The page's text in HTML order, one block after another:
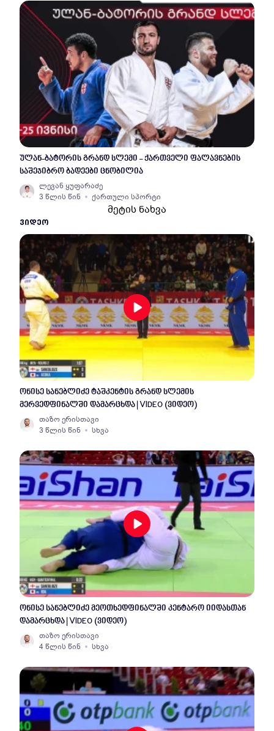
ულან-ბატორის გრანდ სლემი - ქართველი ფალავნების
საშეჯიბრო ბადეები ცნობილია
ლევან ყუფარაძე
3 წლის წინ
ქართული სპორტი
მეტის ნახვა
ᲕᲘᲓᲔᲝ
ონისე სანებლიძე ტაშკენტის გრანდ სლემის
მერვედფინალში დამარცხდა | VIDEO (ვიდეო)
თაზო ერისთავი
3 წლის წინ
სხვა
ონისე სანებლიძე მეოთხედფინალში კენტარო იიდასთან
დამარცხდა | VIDEO (ვიდეო)
თაზო ერისთავი
4 წლის წინ
სხვა